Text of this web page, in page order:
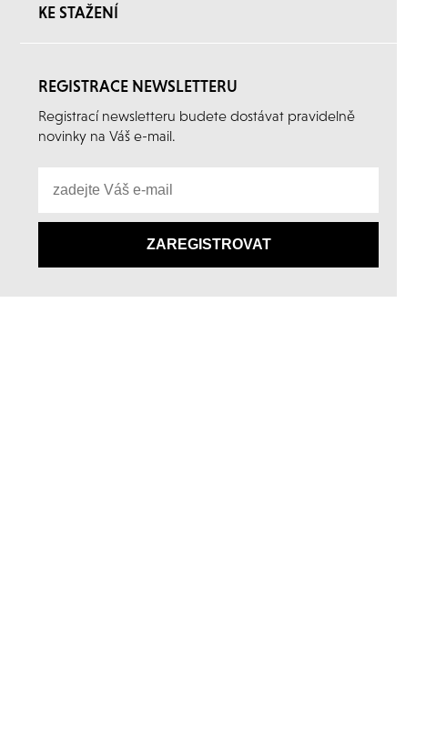
KE STAŽENÍ
REGISTRACE NEWSLETTERU
Registrací newsletteru budete dostávat pravidelně
novinky na Váš e-mail.